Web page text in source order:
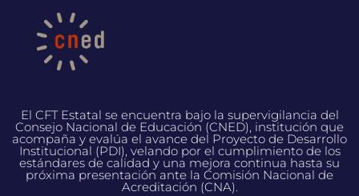
El CFT Estatal se encuentra bajo la supervigilancia del
Consejo Nacional de Educación (CNED), institución que
acompaña y evalúa el avance del Proyecto de Desarrollo
Institucional (PDI), velando por el cumplimiento de los
estándares de calidad y una mejora continua hasta su
próxima presentación ante la Comisión Nacional de
Acreditación (CNA).